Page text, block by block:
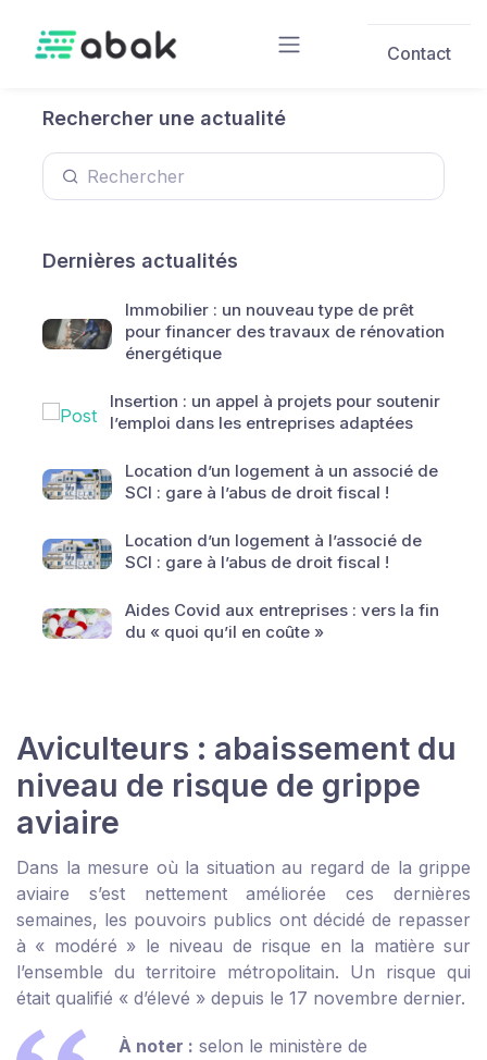
Contact
Rechercher une actualité
Dernières actualités
Immobilier : un nouveau type de prêt
pour financer des travaux de rénovation
énergétique
Insertion : un appel à projets pour soutenir
l’emploi dans les entreprises adaptées
Location d’un logement à un associé de
SCI : gare à l’abus de droit fiscal !
Location d’un logement à l’associé de
SCI : gare à l’abus de droit fiscal !
Aides Covid aux entreprises : vers la fin
du « quoi qu’il en coûte »
Aviculteurs : abaissement du
niveau de risque de grippe
aviaire
Dans la mesure où la situation au regard de la grippe
aviaire s’est nettement améliorée ces dernières
semaines, les pouvoirs publics ont décidé de repasser
à « modéré » le niveau de risque en la matière sur
l’ensemble du territoire métropolitain. Un risque qui
était qualifié « d’élevé » depuis le 17 novembre dernier.
À noter : selon le ministère de